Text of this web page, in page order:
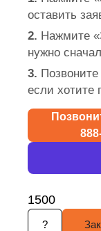
оставить
2. Нажмите
нужно
3.
если хотите
1500
?